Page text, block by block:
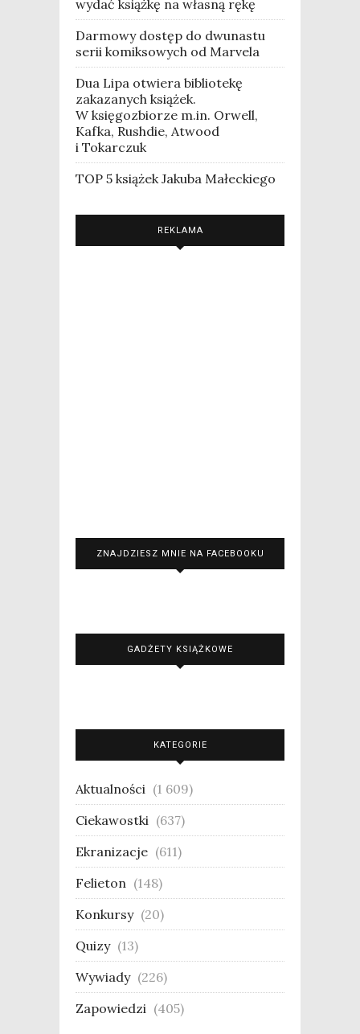
wydać książkę na własną rękę
Darmowy dostęp do dwunastu
serii komiksowych od Marvela
Dua Lipa otwiera bibliotekę
zakazanych książek.
W księgozbiorze m.in. Orwell,
Kafka, Rushdie, Atwood
i Tokarczuk
TOP 5 książek Jakuba Małeckiego
REKLAMA
ZNAJDZIESZ MNIE NA FACEBOOKU
GADŻETY KSIĄŻKOWE
KATEGORIE
Aktualności (1 609)
Ciekawostki (637)
Ekranizacje (611)
Felieton (148)
Konkursy (20)
Quizy (13)
Wywiady (226)
Zapowiedzi (405)